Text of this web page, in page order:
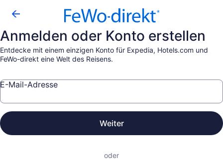
Anmelden oder Konto erstellen
Entdecke mit einem einzigen Konto für Expedia, Hotels.com und
FeWo-direkt eine Welt des Reisens.
E-Mail-Adresse
Weiter
oder